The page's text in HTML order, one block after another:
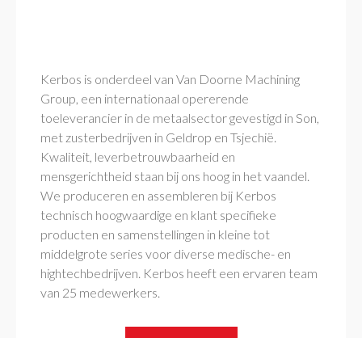
Kerbos is onderdeel van Van Doorne Machining
Group, een internationaal opererende
toeleverancier in de metaalsector gevestigd in Son,
met zusterbedrijven in Geldrop en Tsjechië.
Kwaliteit, leverbetrouwbaarheid en
mensgerichtheid staan bij ons hoog in het vaandel.
We produceren en assembleren bij Kerbos
technisch hoogwaardige en klant specifieke
producten en samenstellingen in kleine tot
middelgrote series voor diverse medische- en
hightechbedrijven. Kerbos heeft een ervaren team
van 25 medewerkers.